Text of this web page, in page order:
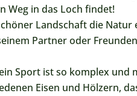
Weg in das Loch findet!
Landschaft die Natur
Partner oder
Sport ist so komplex und
Eisen und Hölzern,